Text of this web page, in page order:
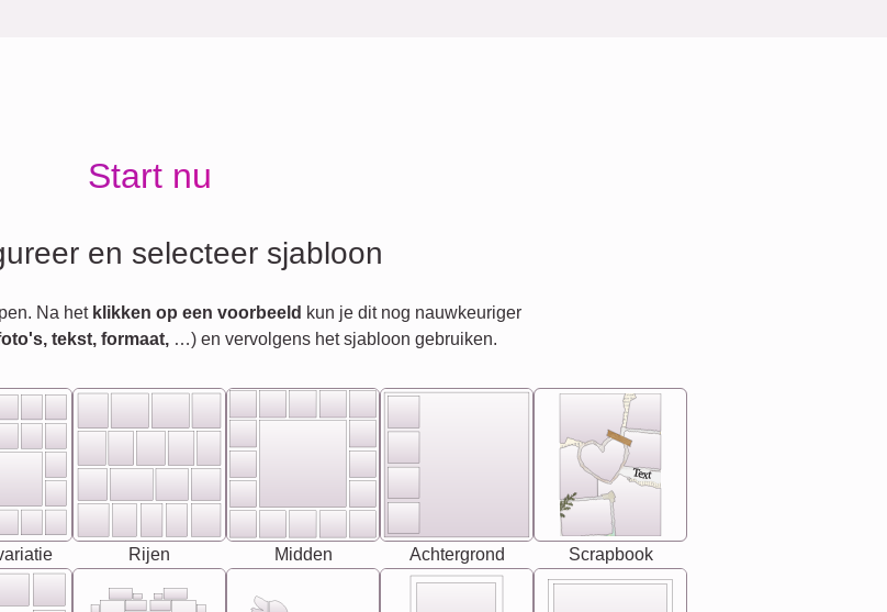
Start nu
en selecteer sjabloon
Na het klikken op een voorbeeld kun je dit nog nauwkeuriger
tekst, formaat, …) en vervolgens het sjabloon gebruiken.
Rijen Midden Achtergrond
Text
Scrapbook